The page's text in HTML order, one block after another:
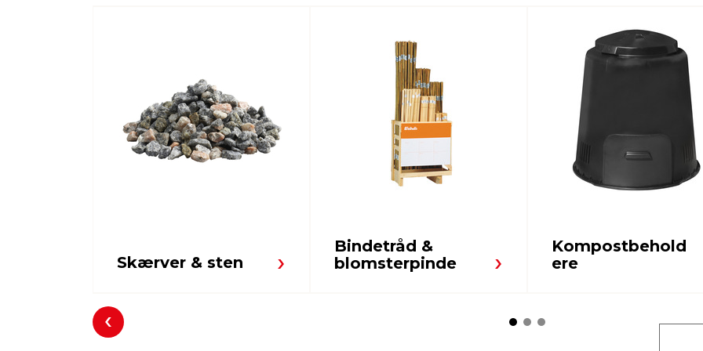
Skærver & sten
Bindetråd &
blomsterpinde
Kompostbehold
ere
Forrige